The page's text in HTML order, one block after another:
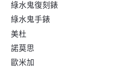
綠水鬼復刻錶
綠水鬼手錶
美杜
諾莫思
歐米加